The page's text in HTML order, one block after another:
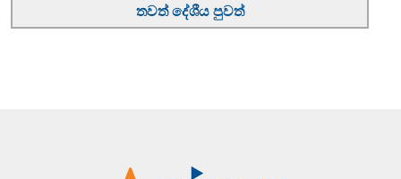
තවත් දේශීය පුවත්